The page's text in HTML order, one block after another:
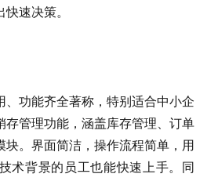
速决策。
、功能齐全著称，特别适合中小企
存管理功能，涵盖库存管理、订单
。界面简洁，操作流程简单，用
术背景的员工也能快速上手。同